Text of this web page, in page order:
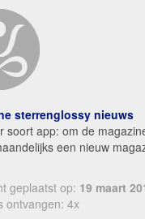
sterrenglossy nieuws
soort app: om de
een nieuw
geplaatst op: 19 maart
ontvangen: 4x